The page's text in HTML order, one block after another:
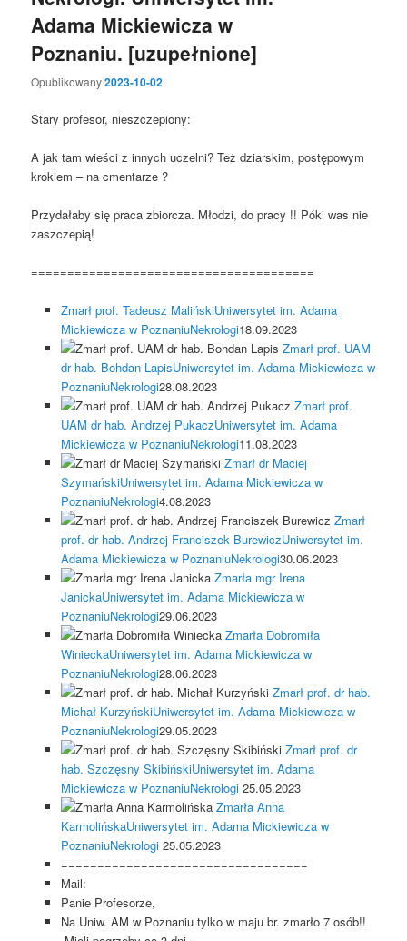
Adama Mickiewicza w
Poznaniu. [uzupełnione]
Opublikowany2023-10-02
Stary profesor, nieszczepiony:
A jak tam wieści z innych uczelni? Też dziarskim, postępowym
krokiem – na cmentarze ?
Przydałaby się praca zbiorcza. Młodzi, do pracy !! Póki was nie
zaszczepią!
=======================================
Zmarł prof. Tadeusz MalińskiUniwersytet im. Adama
Mickiewicza w PoznaniuNekrologi18.09.2023
Zmarł prof. UAM
dr hab. Bohdan LapisUniwersytet im. Adama Mickiewicza w
PoznaniuNekrologi28.08.2023
Zmarł prof.
UAM dr hab. Andrzej PukaczUniwersytet im. Adama
Mickiewicza w PoznaniuNekrologi11.08.2023
Zmarł dr Maciej
SzymańskiUniwersytet im. Adama Mickiewicza w
PoznaniuNekrologi4.08.2023
Zmarł
prof. dr hab. Andrzej Franciszek BurewiczUniwersytet im.
Adama Mickiewicza w PoznaniuNekrologi30.06.2023
Zmarła mgr Irena
JanickaUniwersytet im. Adama Mickiewicza w
PoznaniuNekrologi29.06.2023
Zmarła Dobromiła
WinieckaUniwersytet im. Adama Mickiewicza w
PoznaniuNekrologi28.06.2023
Zmarł prof. dr hab.
Michał KurzyńskiUniwersytet im. Adama Mickiewicza w
PoznaniuNekrologi29.05.2023
Zmarł prof. dr
hab. Szczęsny SkibińskiUniwersytet im. Adama
Mickiewicza w PoznaniuNekrologi25.05.2023
Zmarła Anna
KarmolińskaUniwersytet im. Adama Mickiewicza w
PoznaniuNekrologi25.05.2023
==================================
Mail:
Panie Profesorze,
Na Uniw. AM w Poznaniu tylko w maju br. zmarło 7 osób!!